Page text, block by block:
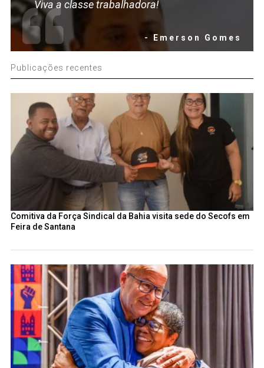
Viva a classe trabalhadora!
- Emerson Gomes
Publicações recentes
Comitiva da Força Sindical da Bahia visita sede do Secofs em
Feira de Santana